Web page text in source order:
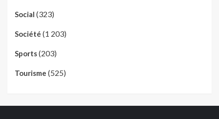
Social (323)
Société (1 203)
Sports(203)
Tourisme (525)